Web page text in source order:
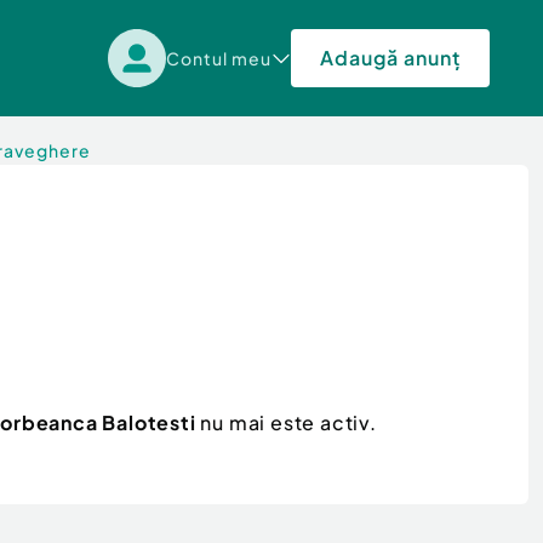
Contul meu Adaugă anunț
Balotesti nu mai este activ.